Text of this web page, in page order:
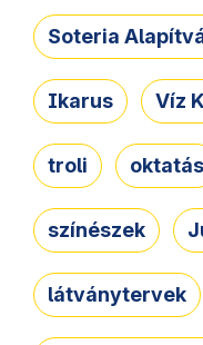
Soteria
Ikarus Víz
troli oktatás
színészek
látványtervek